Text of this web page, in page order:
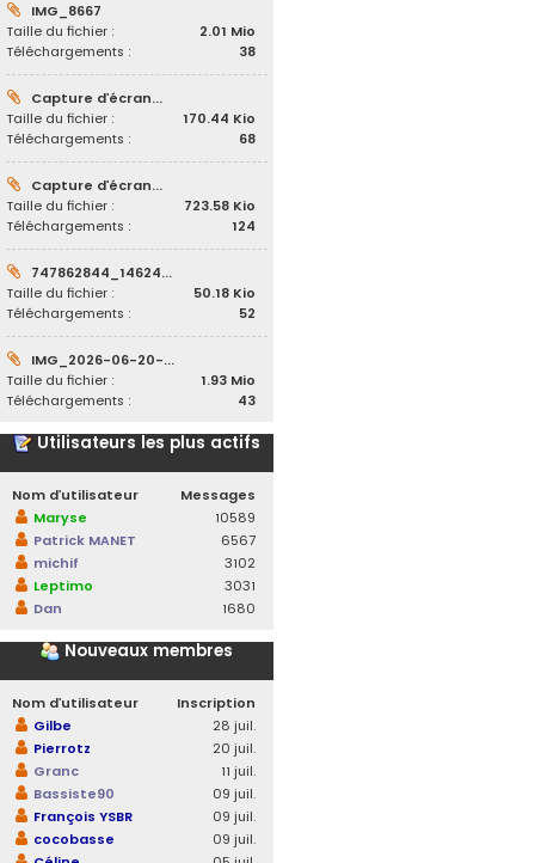
IMG_8667
Taille du fichier :
2.01 Mio
Téléchargements :
38
Capture d’écran...
Taille du fichier :
170.44 Kio
Téléchargements :
68
Capture d’écran...
Taille du fichier :
723.58 Kio
Téléchargements :
124
747862844_14624...
Taille du fichier :
50.18 Kio
Téléchargements :
52
IMG_2026-06-20-...
Taille du fichier :
1.93 Mio
Téléchargements :
43
Utilisateurs les plus actifs
Nom d’utilisateur
Messages
Maryse
10589
Patrick MANET
6567
michif
3102
Leptimo
3031
Dan
1680
Nouveaux membres
Nom d’utilisateur
Inscription
Gilbe
28 juil.
Pierrotz
20 juil.
Granc
11 juil.
Bassiste90
09 juil.
François YSBR
09 juil.
cocobasse
09 juil.